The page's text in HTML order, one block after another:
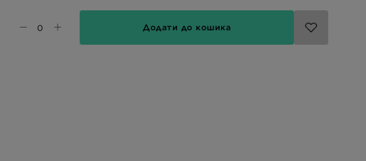
Додати до кошика